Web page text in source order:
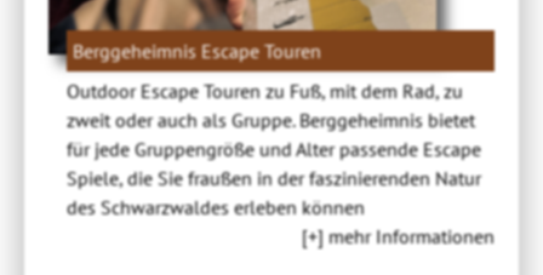
Berggeheimnis Escape Touren
Outdoor Escape Touren zu Fuß, mit dem Rad, zu
zweit oder auch als Gruppe. Berggeheimnis bietet
für jede Gruppengröße und Alter passende Escape
Spiele, die Sie fraußen in der faszinierenden Natur
des Schwarzwaldes erleben können
[+] mehr Informationen